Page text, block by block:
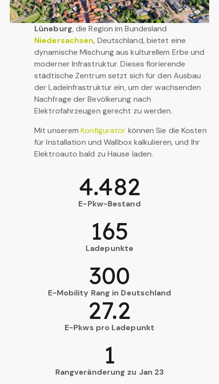
Lüneburg, die Region im Bundesland
Niedersachsen, Deutschland, bietet eine
dynamische Mischung aus kulturellem Erbe und
moderner Infrastruktur. Dieses florierende
städtische Zentrum setzt sich für den Ausbau
der Ladeinfrastruktur ein, um der wachsenden
Nachfrage der Bevölkerung nach
Elektrofahrzeugen gerecht zu werden.
Mit unseremKonfigurator können Sie die Kosten
für Installation und Wallbox kalkulieren, und Ihr
Elektroauto bald zu Hause laden.
E-Pkw-Bestand
4.482
Ladepunkte
165
E-Mobility Rang in Deutschland
300
E-Pkws pro Ladepunkt
27.2
Rangveränderung zu Jan 23
1